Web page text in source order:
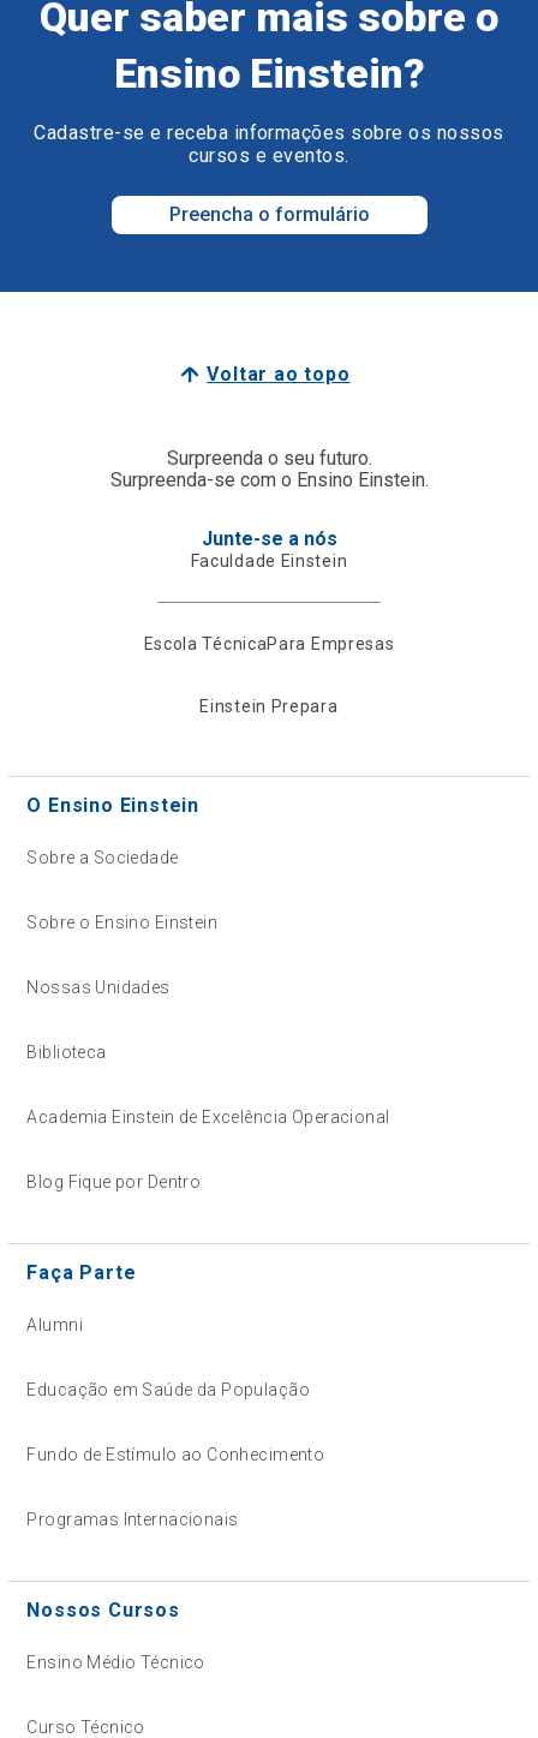
Quer saber mais sobre o
Ensino Einstein?
Cadastre-se e receba informações sobre os nossos
cursos e eventos.
Preencha o formulário
Voltar ao topo
Surpreenda o seu futuro.
Surpreenda-se com o Ensino Einstein.
Junte-se a nós
Faculdade Einstein
Escola TécnicaPara Empresas
Einstein Prepara
O Ensino Einstein
Sobre a Sociedade
Sobre o Ensino Einstein
Nossas Unidades
Biblioteca
Academia Einstein de Excelência Operacional
Blog Fique por Dentro
Faça Parte
Alumni
Educação em Saúde da População
Fundo de Estímulo ao Conhecimento
Programas Internacionais
Nossos Cursos
Ensino Médio Técnico
Curso Técnico